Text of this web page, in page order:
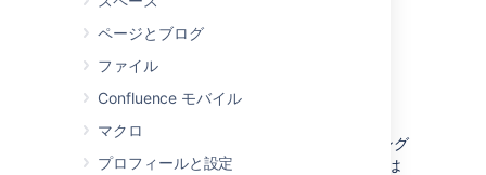
ページとブログ
ファイル
Confluence モバイル
マクロ
プロフィールと設定
HTTPレスポンス
を圧縮する
Confluenceは HTTP GZIP 転送エンコーディング
をサポートしています。つまり、Confluence は